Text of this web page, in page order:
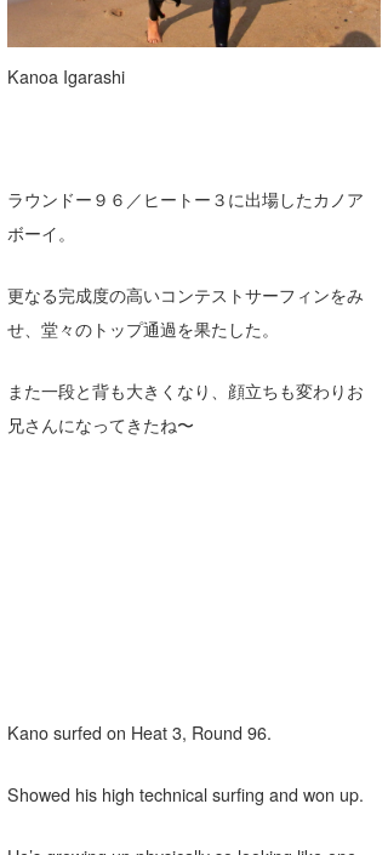
Kanoa Igarashi
ラウンドー９６／ヒートー３に出場したカノア
ボーイ。
更なる完成度の高いコンテストサーフィンをみ
せ、堂々のトップ通過を果たした。
また一段と背も大きくなり、顔立ちも変わりお
兄さんになってきたね〜
Kano surfed on Heat 3, Round 96.
Showed his high technical surfing and won up.